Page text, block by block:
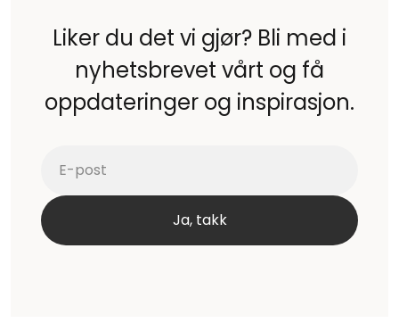
Liker du det vi gjør? Bli med i
nyhetsbrevet vårt og få
oppdateringer og inspirasjon.